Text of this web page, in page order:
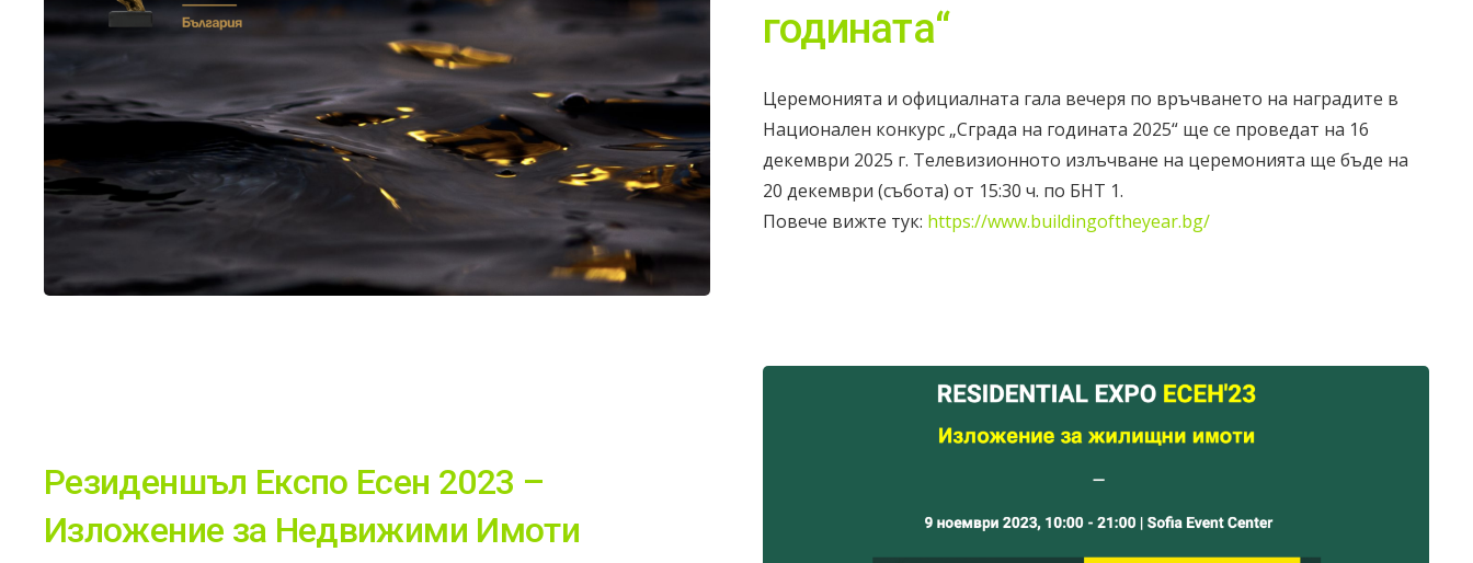
годината“
Церемонията и официалната гала вечеря по връчването на наградите в
Национален конкурс „Сграда на годината 2025“ ще се проведат на 16
декември 2025 г. Телевизионното излъчване на церемонията ще бъде на
20 декември (събота) от 15:30 ч. по БНТ 1.
Повече вижте тук: https://www.buildingoftheyear.bg/
Резиденшъл Експо Есен 2023 –
Изложение за Недвижими Имоти